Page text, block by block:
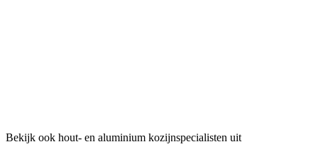
Bekijk ook hout- en aluminium kozijnspecialisten uit